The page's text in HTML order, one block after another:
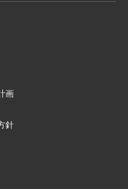
画
針